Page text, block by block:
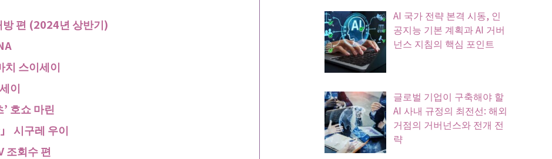
편 (2024년 상반기)
스이세이
이
호쇼 마린
시구레 우이
조회수 편
AI 국가 전략 본격 시동, 인
공지능 기본 계획과 AI 거버
넌스 지침의 핵심 포인트
글로벌 기업이 구축해야 할
AI 사내 규정의 최전선: 해외
거점의 거버넌스와 전개 전
략